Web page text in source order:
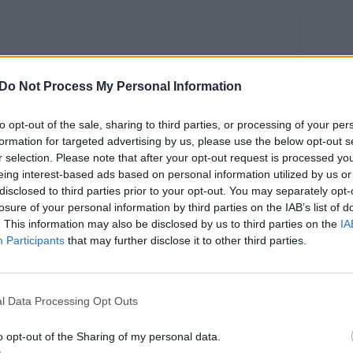
Do Not Process My Personal Information
opt-out of the sale, sharing to third parties, or processing of your
for targeted advertising by us, please use the below opt-out
selection. Please note that after your opt-out request is processed
interest-based ads based on personal information utilized by us
to third parties prior to your opt-out. You may separately
of your personal information by third parties on the IAB’s list of
This information may also be disclosed by us to third parties on the
Participants that may further disclose it to other third parties.
Data Processing Opt Outs
opt-out of the Sharing of my personal data.
būti
grūdų
o